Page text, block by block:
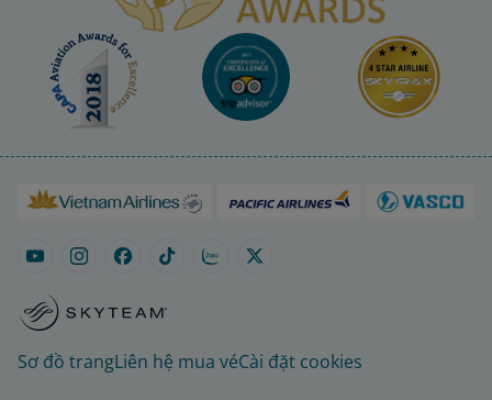
Sơ đồ trangLiên hệ mua véCài đặt cookies